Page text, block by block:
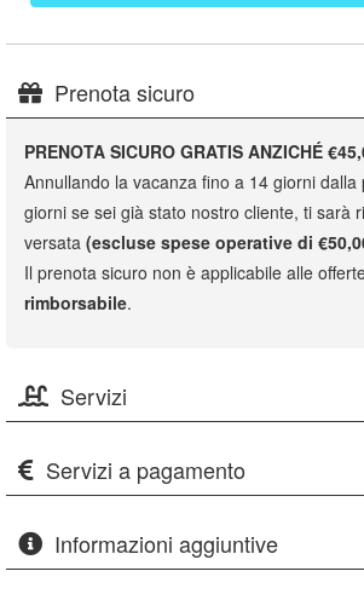
Prenota sicuro
PRENOTA SICURO GRATIS ANZICHÉ
Annullando la vacanza fino a 14 giorni
giorni se sei già stato nostro cliente, ti sarà
versata (escluse spese operative di
Il prenota sicuro non è applicabile alle
rimborsabile.
Servizi
Servizi a pagamento
Informazioni aggiuntive